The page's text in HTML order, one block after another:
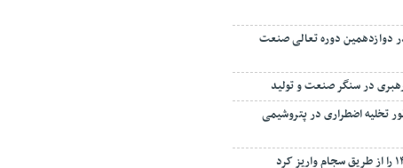
دوازدهمین دوره تعالی صنعت
در سنگر صنعت و تولید
تخلیه اضطراری در پتروشیمی